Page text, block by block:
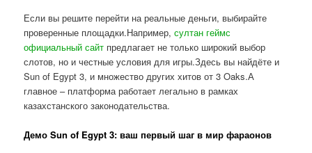
Если вы решите перейти на реальные деньги, выбирайте
проверенные площадки.Например,султан геймс
официальный сайт предлагает не только широкий выбор
слотов, но и честные условия для игры.Здесь вы найдёте и
Sun of Egypt 3, и множество других хитов от 3 Oaks.А
главное – платформа работает легально в рамках
казахстанского законодательства.
Демо Sun of Egypt 3: ваш первый шаг в мир фараонов